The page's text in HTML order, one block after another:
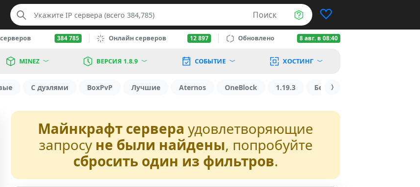
Поиск
384 785 Онлайн серверов 12 897 Обновлено 8 авг. в 08:40
MINEZ ВЕРСИЯ 1.8.9 СОБЫТИЕ ХОСТИНГ
С дуэлями BoxPvP Лучшие Aternos OneBlock 1.19.3 БедВарс
Майнкрафт сервера удовлетворяющие
запросу не были найдены, попробуйте
сбросить один из фильтров.